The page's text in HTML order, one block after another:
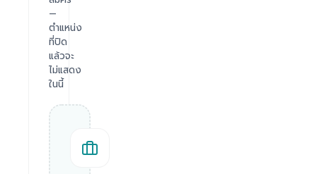
—
ตำแหน่ง
ที่ปิด
แล้วจะ
ไม่แสดง
ในนี้